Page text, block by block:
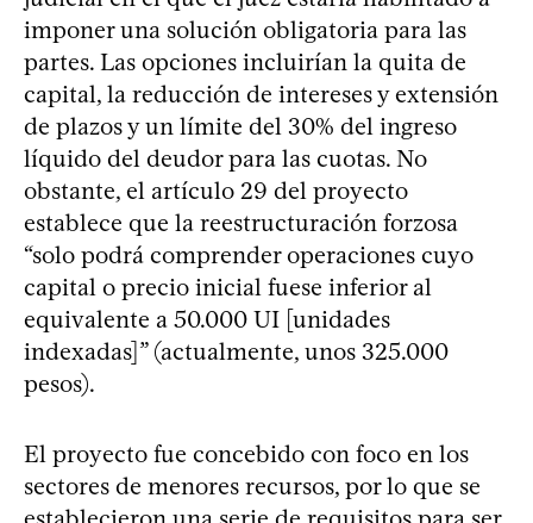
imponer una solución obligatoria para las
partes. Las opciones incluirían la quita de
capital, la reducción de intereses y extensión
de plazos y un límite del 30% del ingreso
líquido del deudor para las cuotas. No
obstante, el artículo 29 del proyecto
establece que la reestructuración forzosa
“solo podrá comprender operaciones cuyo
capital o precio inicial fuese inferior al
equivalente a 50.000 UI [unidades
indexadas]” (actualmente, unos 325.000
pesos).
El proyecto fue concebido con foco en los
sectores de menores recursos, por lo que se